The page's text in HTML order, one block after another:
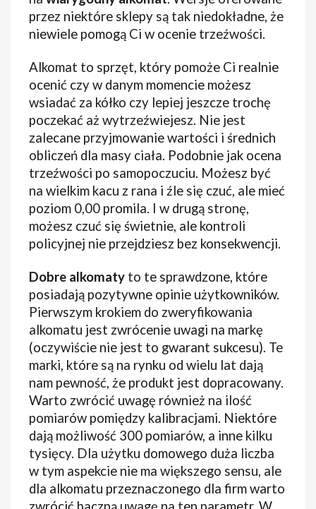
przez niektóre sklepy są tak niedokładne, że
niewiele pomogą Ci w ocenie trzeźwości.
Alkomat to sprzęt, który pomoże Ci realnie
ocenić czy w danym momencie możesz
wsiadać za kółko czy lepiej jeszcze trochę
poczekać aż wytrzeźwiejesz. Nie jest
zalecane przyjmowanie wartości i średnich
obliczeń dla masy ciała. Podobnie jak ocena
trzeźwości po samopoczuciu. Możesz być
na wielkim kacu z rana i źle się czuć, ale mieć
poziom 0,00 promila. I w drugą stronę,
możesz czuć się świetnie, ale kontroli
policyjnej nie przejdziesz bez konsekwencji.
Dobre alkomaty to te sprawdzone, które
posiadają pozytywne opinie użytkowników.
Pierwszym krokiem do zweryfikowania
alkomatu jest zwrócenie uwagi na markę
(oczywiście nie jest to gwarant sukcesu). Te
marki, które są na rynku od wielu lat dają
nam pewność, że produkt jest dopracowany.
Warto zwrócić uwagę również na ilość
pomiarów pomiędzy kalibracjami. Niektóre
dają możliwość 300 pomiarów, a inne kilku
tysięcy. Dla użytku domowego duża liczba
w tym aspekcie nie ma większego sensu, ale
dla alkomatu przeznaczonego dla firm warto
zwrócić baczną uwagę na ten parametr. W